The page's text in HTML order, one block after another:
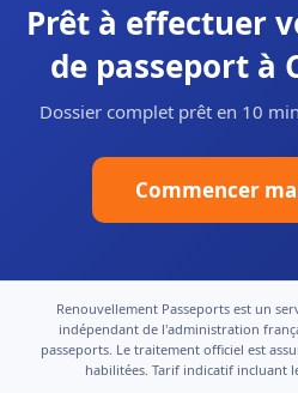
Prêt à effectuer
de passeport à
Dossier complet prêt en 10
Commencer
Renouvellement Passeports est un
indépendant de l'administration
passeports. Le traitement officiel est
habilitées. Tarif indicatif incluant